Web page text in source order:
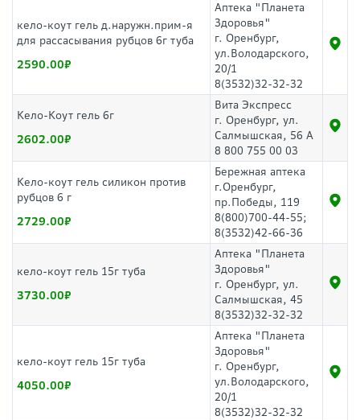
кело-коут гель д.наружн.прим-я
для рассасывания рубцов 6г туба
2590.00
Аптека "Планета
Здоровья"
г. Оренбург,
ул.Володарского,
20/1
8(3532)32-32-32
Кело-Коут гель 6г
2602.00
Вита Экспресс
г. Оренбург, ул.
Салмышская, 56 А
8 800 755 00 03
Кело-коут гель силикон против
рубцов 6 г
2729.00
Бережная аптека
г.Оренбург,
пр.Победы, 119
8(800)700-44-55;
8(3532)42-66-36
кело-коут гель 15г туба
3730.00
Аптека "Планета
Здоровья"
г. Оренбург, ул.
Салмышская, 45
8(3532)32-32-32
кело-коут гель 15г туба
4050.00
Аптека "Планета
Здоровья"
г. Оренбург,
ул.Володарского,
20/1
8(3532)32-32-32